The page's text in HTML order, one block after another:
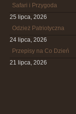
Safari i Przygoda
25 lipca, 2026
Odzież Patriotyczna
24 lipca, 2026
Przepisy na Co Dzień
21 lipca, 2026